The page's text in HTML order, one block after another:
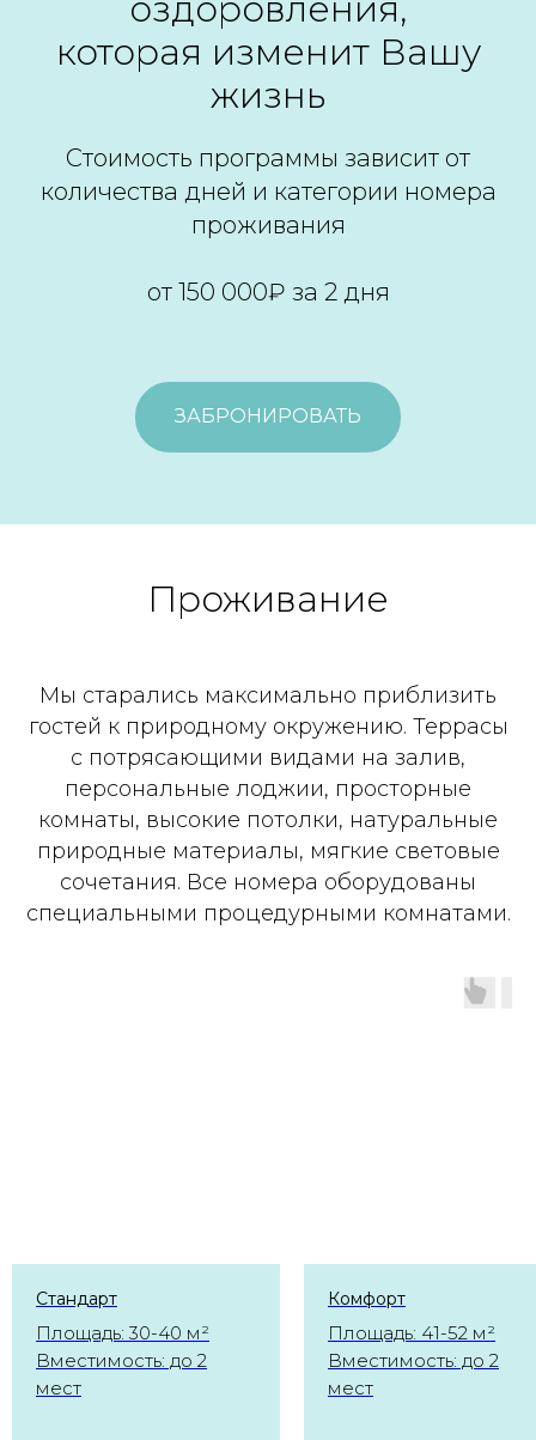
которая изменит Вашу
жизнь
Стоимость программы зависит от
количества дней и категории номера
проживания
от 150 000₽ за 2 дня
ЗАБРОНИРОВАТЬ
Проживание
Мы старались максимально приблизить
гостей к природному окружению. Террасы
с потрясающими видами на залив,
персональные лоджии, просторные
комнаты, высокие потолки, натуральные
природные материалы, мягкие световые
сочетания. Все номера оборудованы
специальными процедурными комнатами.
Стандарт
Площадь: 30-40 м²
Вместимость: до 2
мест
Комфорт
Площадь: 41-52 м²
Вместимость: до 2
мест